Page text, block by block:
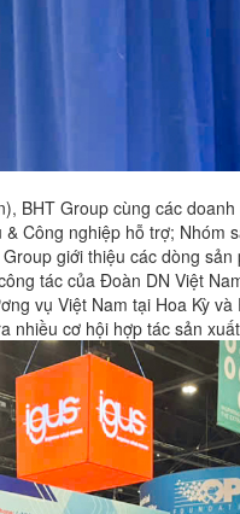
BHT Group cùng các
Công nghiệp hỗ trợ;
giới thiệu các dòng
tác của Đoàn DN Việt
vụ Việt Nam tại Hoa Kỳ
nhiều cơ hội hợp tác sản